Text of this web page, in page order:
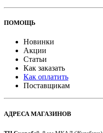
ПОМОЩЬ
Новинки
Акции
Статьи
Как заказать
Как оплатить
Поставщикам
АДРЕСА МАГАЗИНОВ